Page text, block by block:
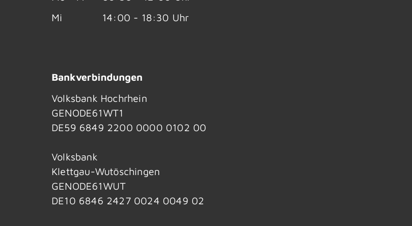
Mi
14:00 - 18:30 Uhr
Bankverbindungen
Volksbank Hochrhein
GENODE61WT1
DE59 6849 2200 0000 0102 00
Volksbank
Klettgau-Wutöschingen
GENODE61WUT
DE10 6846 2427 0024 0049 02